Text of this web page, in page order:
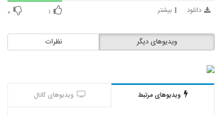
دانلود بیشتر ۱ ۰
نظرات ویدیوهای دیگر
ویدیوهای مرتبط ویدیوهای کانال